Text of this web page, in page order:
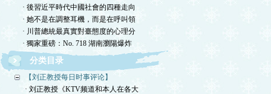
· 後習近平時代中國社會的四種走向
· 她不是在調整耳機，而是在呼叫領
· 川普總統最真實對臺態度的心理分
· 獨家重磅：No. 718 湖南瀏陽爆炸
分类目录
【刘正教授每日时事评论】
· 刘正教授《KTV频道和本人在各大